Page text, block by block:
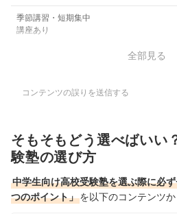
季節講習・短期集中
講座あり
全部見る
コンテンツの誤りを送信する
そもそもどう選べばいい
験塾の選び方
中学生向け高校受験塾を選ぶ際に必
つのポイント」を以下のコンテンツ